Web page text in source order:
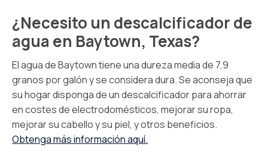
¿Necesito un descalcificador de
agua en Baytown, Texas?
El agua de Baytown tiene una dureza media de 7,9
granos por galón y se considera dura. Se aconseja que
su hogar disponga de un descalcificador para ahorrar
en costes de electrodomésticos, mejorar su ropa,
mejorar su cabello y su piel, y otros beneficios.
Obtenga más información aquí.